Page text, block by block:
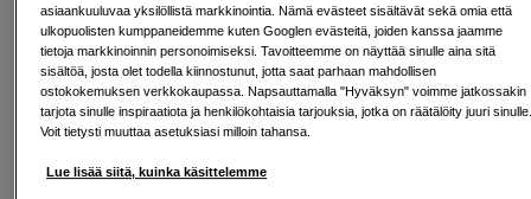
Lisää ostoskoriin
Ilmainen toimitus yli 200 EUR ostoksille
asiaankuuluvaa yksilöllistä markkinointia. Nämä evästeet sisältävät sekä omia että
ulkopuolisten kumppaneidemme kuten Googlen evästeitä, joiden kanssa jaamme
tietoja markkinoinnin personoimiseksi. Tavoitteemme on näyttää sinulle aina sitä
sisältöä, josta olet todella kiinnostunut, jotta saat parhaan mahdollisen
ostokokemuksen verkkokaupassa. Napsauttamalla "Hyväksyn" voimme jatkossakin
tarjota sinulle inspiraatiota ja henkilökohtaisia tarjouksia, jotka on räätälöity juuri
Voit tietysti muuttaa asetuksiasi milloin tahansa.
Lue lisää siitä, kuinka käsittelemme